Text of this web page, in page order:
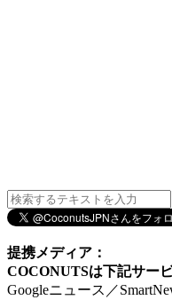
提携メディア：
COCONUTSは下記サー
Googleニュース／